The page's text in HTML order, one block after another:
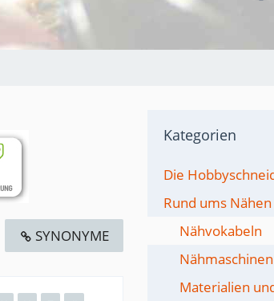
SYNONYME
Kategorien
Die
Rund ums Nähen
Nähvokabeln
Materialien